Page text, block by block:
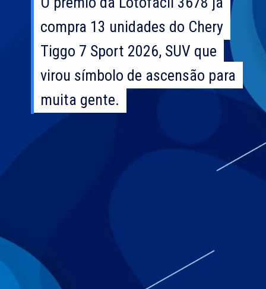
compra 13 unidades do Chery
Tiggo 7 Sport 2026, SUV que
virou símbolo de ascensão para
muita gente.
compra 13 unidades do Chery
Tiggo 7 Sport 2026, SUV que
virou símbolo de ascensão para
muita gente.